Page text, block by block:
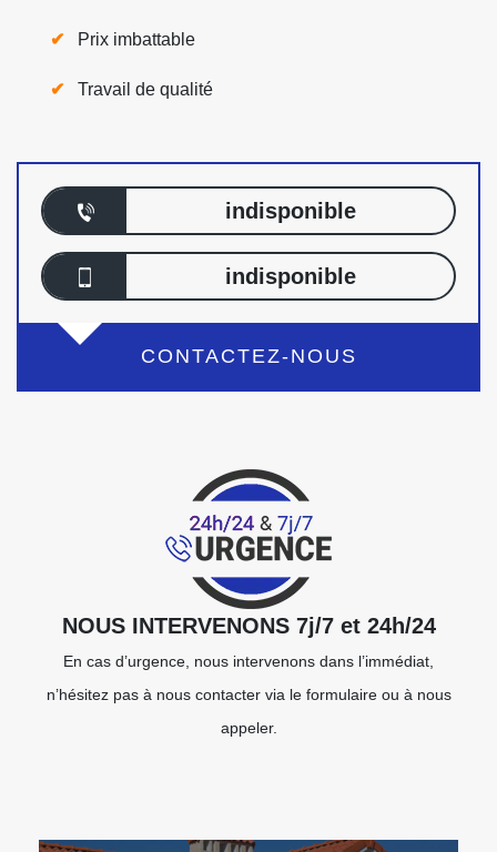
Prix imbattable
Travail de qualité
indisponible
indisponible
CONTACTEZ-NOUS
NOUS INTERVENONS 7j/7 et 24h/24
En cas d’urgence, nous intervenons dans l’immédiat,
n’hésitez pas à nous contacter via le formulaire ou à nous
appeler.